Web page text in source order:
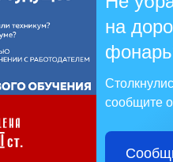
на
сообщите